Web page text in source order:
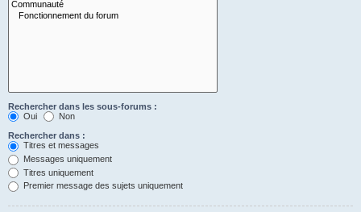
Rechercher dans les sous-forums :
Oui
Non
Rechercher dans :
Titres et messages
Messages uniquement
Titres uniquement
Premier message des sujets uniquement